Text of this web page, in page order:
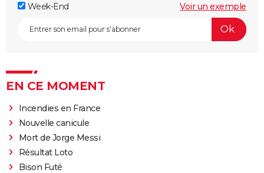
Week-End
Voir un exemple
EN CE MOMENT
Incendies en France
Nouvelle canicule
Mort de Jorge Messi
Résultat Loto
Bison Futé